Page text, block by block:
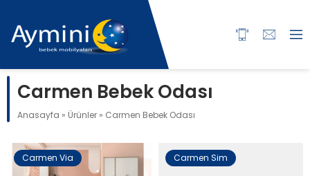
Carmen Bebek Odası
Anasayfa » Ürünler » Carmen Bebek Odası
Carmen Via Carmen Sim